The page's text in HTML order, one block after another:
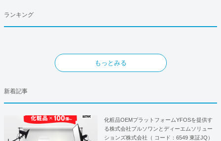
ランキング
もっとみる
新着記事
化粧品OEMプラットフォームYFOSを提供す
る株式会社プルソワンとディーエムソリュー
ションズ株式会社（ コード：6549 東証JQ）